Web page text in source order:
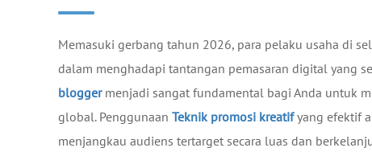
Memasuki gerbang tahun 2026, para pelaku usaha di
dalam menghadapi tantangan pemasaran digital yang
bloggermenjadi sangat fundamental bagi Anda untuk
global. Penggunaan Teknik promosi kreatifyang efektif
menjangkau audiens tertarget secara luas dan